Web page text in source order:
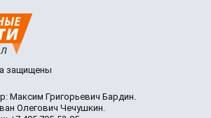
защищены
Максим Григорьевич Бардин.
Олегович Чечушкин.